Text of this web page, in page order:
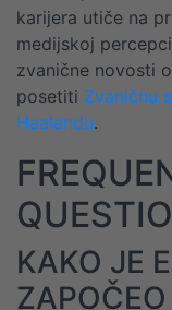
karijera utiče na
medijskoj
zvanične novosti
posetiti Zvaničnu
Haalandu.
KAKO JE